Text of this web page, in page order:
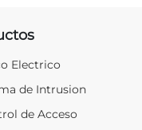
Electrico
de Intrusion
de Acceso